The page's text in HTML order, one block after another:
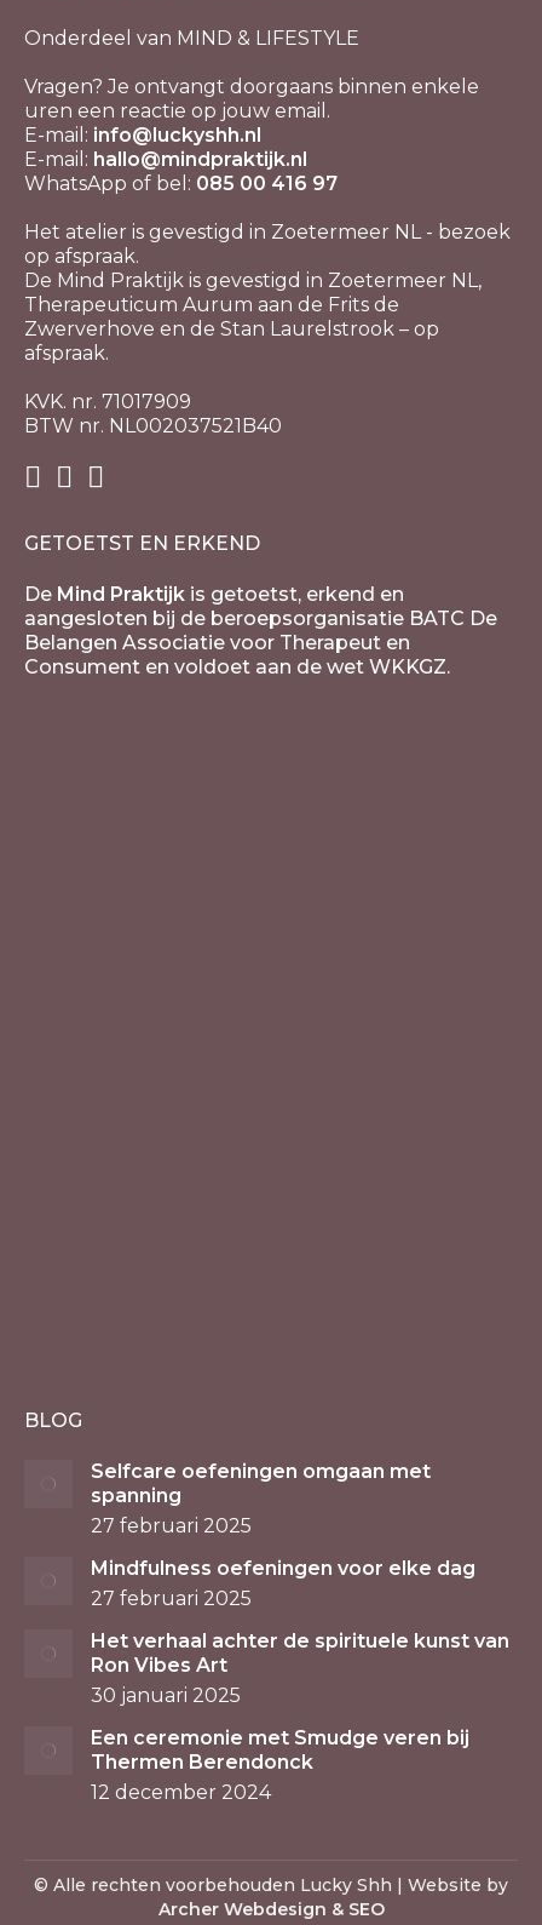
Onderdeel van MIND & LIFESTYLE
Vragen? Je ontvangt doorgaans binnen enkele
uren een reactie op jouw email.
E-mail: info@luckyshh.nl
E-mail: hallo@mindpraktijk.nl
WhatsApp of bel: 085 00 416 97
Het atelier is gevestigd in Zoetermeer NL - bezoek
op afspraak.
De Mind Praktijk is gevestigd in Zoetermeer NL,
Therapeuticum Aurum aan de Frits de
Zwerverhove en de Stan Laurelstrook – op
afspraak.
KVK. nr. 71017909
BTW nr. NL002037521B40
GETOETST EN ERKEND
De Mind Praktijk is getoetst, erkend en
aangesloten bij de beroepsorganisatie BATC De
Belangen Associatie voor Therapeut en
Consument en voldoet aan de wet WKKGZ.
BLOG
Selfcare oefeningen omgaan met
spanning
27 februari 2025
Mindfulness oefeningen voor elke dag
27 februari 2025
Het verhaal achter de spirituele kunst van
Ron Vibes Art
30 januari 2025
Een ceremonie met Smudge veren bij
Thermen Berendonck
12 december 2024
© Alle rechten voorbehouden Lucky Shh | Website by
Archer Webdesign & SEO